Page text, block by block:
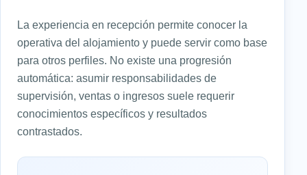
La experiencia en recepción permite conocer la
operativa del alojamiento y puede servir como base
para otros perfiles. No existe una progresión
automática: asumir responsabilidades de
supervisión, ventas o ingresos suele requerir
conocimientos específicos y resultados
contrastados.